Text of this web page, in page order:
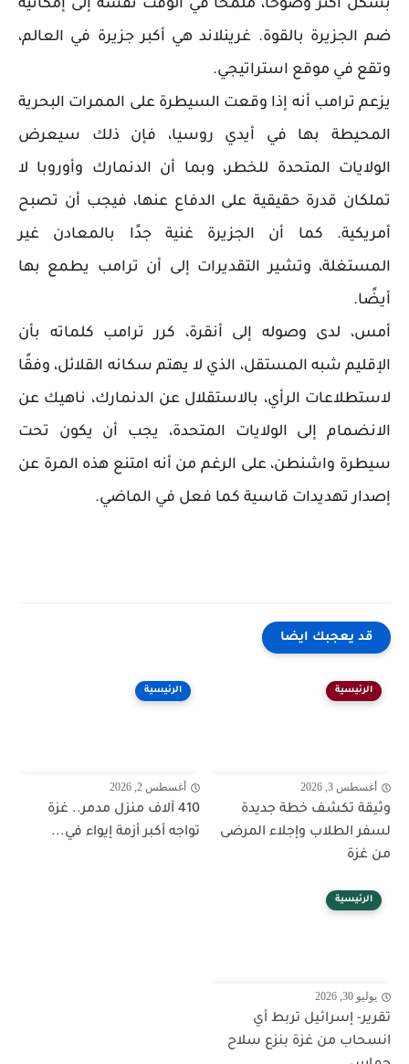
بشكل أكثر وضوحًا، ملمحًا في الوقت نفسه إلى إمكانية
ضم الجزيرة بالقوة. غرينلاند هي أكبر جزيرة في العالم،
وتقع في موقع استراتيجي.
يزعم ترامب أنه إذا وقعت السيطرة على الممرات البحرية
المحيطة بها في أيدي روسيا، فإن ذلك سيعرض
الولايات المتحدة للخطر، وبما أن الدنمارك وأوروبا لا
تملكان قدرة حقيقية على الدفاع عنها، فيجب أن تصبح
أمريكية. كما أن الجزيرة غنية جدًا بالمعادن غير
المستغلة، وتشير التقديرات إلى أن ترامب يطمع بها
أيضًا.
أمس، لدى وصوله إلى أنقرة، كرر ترامب كلماته بأن
الإقليم شبه المستقل، الذي لا يهتم سكانه القلائل، وفقًا
لاستطلاعات الرأي، بالاستقلال عن الدنمارك، ناهيك عن
الانضمام إلى الولايات المتحدة، يجب أن يكون تحت
سيطرة واشنطن، على الرغم من أنه امتنع هذه المرة عن
إصدار تهديدات قاسية كما فعل في الماضي.
قد يعجبك ايضا
الرئيسية
أغسطس 3, 2026
وثيقة تكشف خطة جديدة
لسفر الطلاب وإجلاء المرضى
من غزة
الرئيسية
أغسطس 2, 2026
410 آلاف منزل مدمر.. غزة
تواجه أكبر أزمة إيواء في...
الرئيسية
يوليو 30, 2026
تقرير- إسرائيل تربط أي
انسحاب من غزة بنزع سلاح